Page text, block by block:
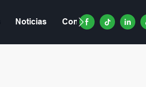
Noticias Contacto Video